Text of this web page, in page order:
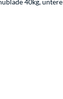
40kg,